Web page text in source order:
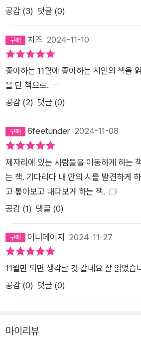
공감 (3) 댓글 (0)
치즈 2024-11-10
좋아하는 11월에 좋아하는 시인의 책을
을 단 책으로.
공감 (2) 댓글 (0)
6feetunder 2024-11-08
제자리에 있는 사람들을 이동하게 하는
는 책. 기다리다 내 안의 시를 발견하게
고 톺아보고 내다보게 하는 책.
공감 (1) 댓글 (0)
이너데이지 2024-11-27
11월만 되면 생각날 것 같네요 잘 읽었습
공감 (0) 댓글 (0)
마이리뷰